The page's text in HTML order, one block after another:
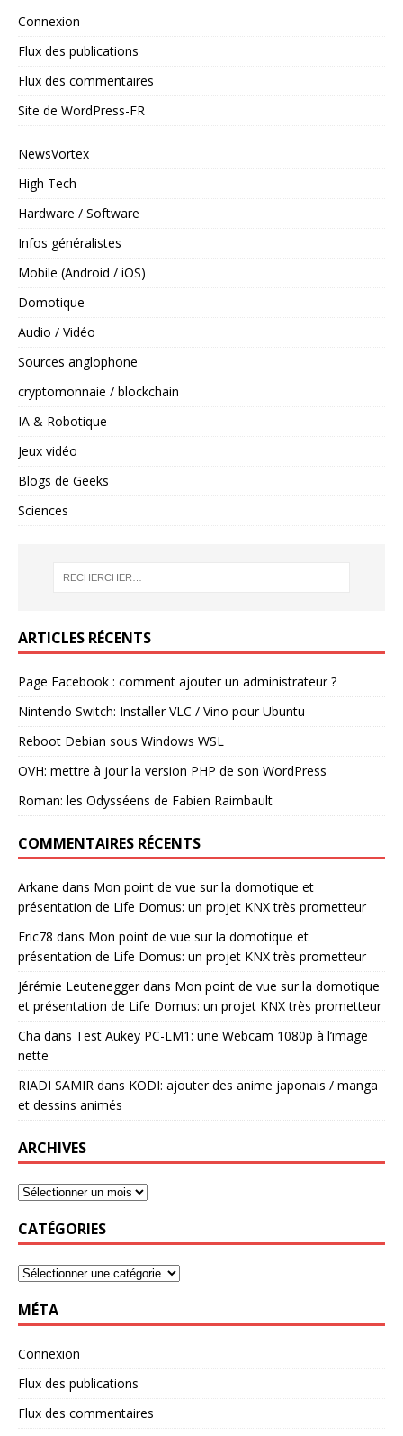
Connexion
Flux des publications
Flux des commentaires
Site de WordPress-FR
NewsVortex
High Tech
Hardware / Software
Infos généralistes
Mobile (Android / iOS)
Domotique
Audio / Vidéo
Sources anglophone
cryptomonnaie / blockchain
IA & Robotique
Jeux vidéo
Blogs de Geeks
Sciences
ARTICLES RÉCENTS
Page Facebook : comment ajouter un administrateur ?
Nintendo Switch: Installer VLC / Vino pour Ubuntu
Reboot Debian sous Windows WSL
OVH: mettre à jour la version PHP de son WordPress
Roman: les Odysséens de Fabien Raimbault
COMMENTAIRES RÉCENTS
Arkane dans Mon point de vue sur la domotique et
présentation de Life Domus: un projet KNX très prometteur
Eric78 dans Mon point de vue sur la domotique et
présentation de Life Domus: un projet KNX très prometteur
Jérémie Leuteneggerdans Mon point de vue sur la domotique
et présentation de Life Domus: un projet KNX très prometteur
Cha dans Test Aukey PC-LM1: une Webcam 1080p à l’image
nette
RIADI SAMIR dans KODI: ajouter des anime japonais / manga
et dessins animés
ARCHIVES
CATÉGORIES
MÉTA
Connexion
Flux des publications
Flux des commentaires